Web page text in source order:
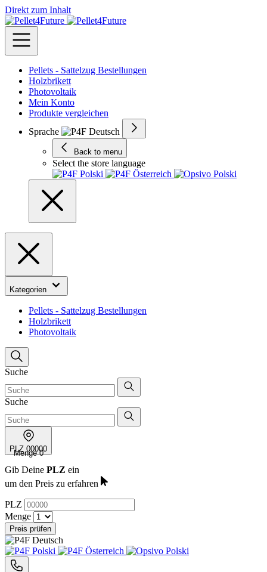
Direkt zum Inhalt
Pellets - Sattelzug Bestellungen
Holzbrikett
Photovoltaik
Mein Konto
Produkte vergleichen
Sprache
Back to menu
Select the store language
Kategorien
Pellets - Sattelzug Bestellungen
Holzbrikett
Photovoltaik
Suche
Suche
PLZ 00000
Menge 0
Gib Deine PLZ ein
um den Preis zu erfahren
PLZ
Menge
Preis prüfen